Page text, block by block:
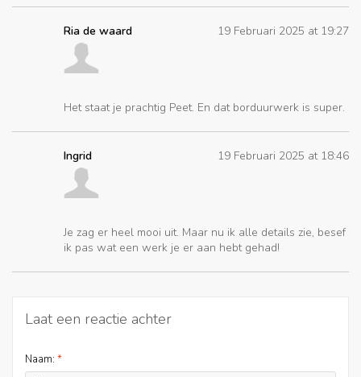
Ria de waard 19 Februari 2025 at 19:27
Het staat je prachtig Peet. En dat borduurwerk is super.
Ingrid 19 Februari 2025 at 18:46
Je zag er heel mooi uit. Maar nu ik alle details zie, besef
ik pas wat een werk je er aan hebt gehad!
Laat een reactie achter
Naam: *